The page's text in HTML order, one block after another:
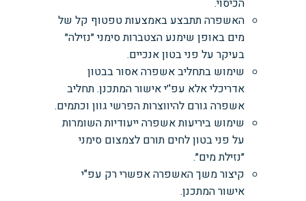
הכיסוי.
האשפרה תתבצע באמצעות טפטוף קל של
מים באופן שימנע הצטברות סימני ״נזילה״
בעיקר על פני בטון אנכיים.
שימוש בתחליב אשפרה אסור בבטון
אדריכלי אלא עפ'׳י אישור המתכנן. תחליב
אשפרה גורם להיווצרות הפרשי גוון וכתמים.
שימוש ביריעות אשפרה ייעודיות השומרות
על פני בטון לחים תורם לצמצום סימני
״נזילת מים״.
קיצור משך האשפרה אפשרי רק עפ"י
אישור המתכנן.